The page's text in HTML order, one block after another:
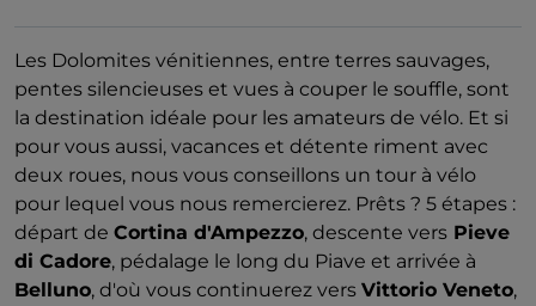
Les Dolomites vénitiennes, entre terres sauvages,
pentes silencieuses et vues à couper le souffle, sont
la destination idéale pour les amateurs de vélo. Et si
pour vous aussi, vacances et détente riment avec
deux roues, nous vous conseillons un tour à vélo
pour lequel vous nous remercierez. Prêts ? 5 étapes :
départ de Cortina d'Ampezzo, descente vers Pieve
di Cadore, pédalage le long du Piave et arrivée à
Belluno, d'où vous continuerez vers Vittorio Veneto,